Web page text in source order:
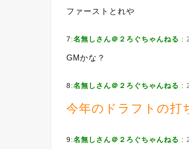
ファーストとれや
7:名無しさん＠２ろぐちゃんねる :
GMかな？
8:名無しさん＠２ろぐちゃんねる :
今年のドラフトの打
9:名無しさん＠２ろぐちゃんねる :